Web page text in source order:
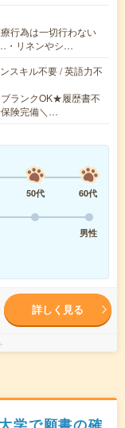
行為は一切行わない
・リネンやシ…
スキル不要 / 英語力不
ランクOK★履歴書不
険完備＼…
50代
60代
男性
詳しく見る
学で願書の確